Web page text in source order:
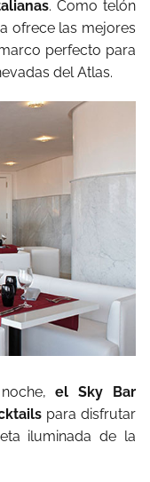
. Como telón
ofrece las mejores
perfecto para
del Atlas.
el Sky Bar
para disfrutar
iluminada de la